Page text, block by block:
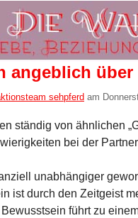
angeblich
sehpferd am
ständig von ähnlichen
bei der
unabhängiger
ist durch den Zeitgeist
führt zu